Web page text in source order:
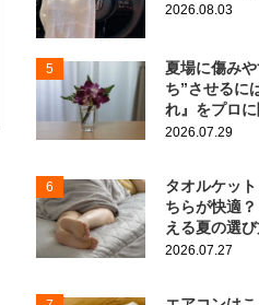
2026.08.03
5
夏場に傷み
ち”させるに
れ』をプロ
2026.07.29
6
タオルケッ
ちらが快適
える夏の選
2026.07.27